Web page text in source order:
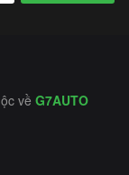
về G7AUTO